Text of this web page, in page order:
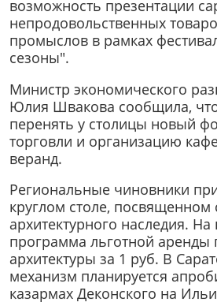
возможность презентации
непродовольственных
промыслов в рамках
сезоны".
Министр экономического
Юлия Швакова сообщила,
перенять у столицы новый
торговли и организацию
веранд.
Региональные чиновники
круглом столе,
архитектурного наследия.
программа льготной аренды
архитектуры за 1 руб. В
механизм планируется
казармах Деконского на